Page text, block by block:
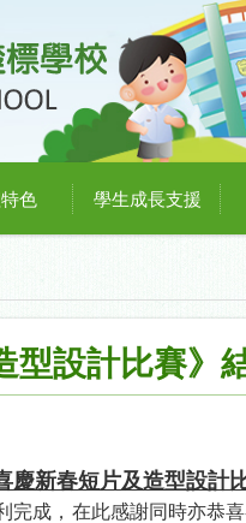
色 學生成長支援
型設計比賽》
慶新春短片及造型設計
完成，在此感謝同時亦恭